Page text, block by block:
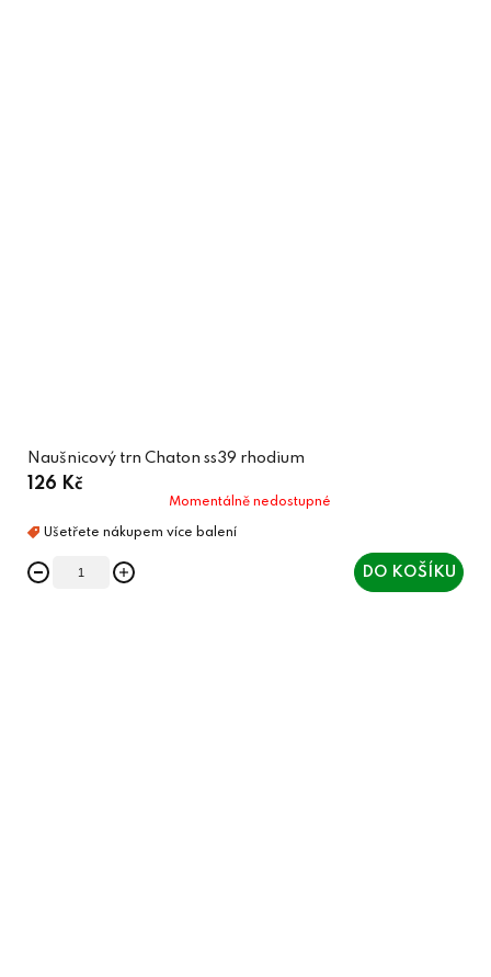
Naušnicový trn Chaton ss39 rhodium
126 Kč
Momentálně nedostupné
DO KOŠÍKU